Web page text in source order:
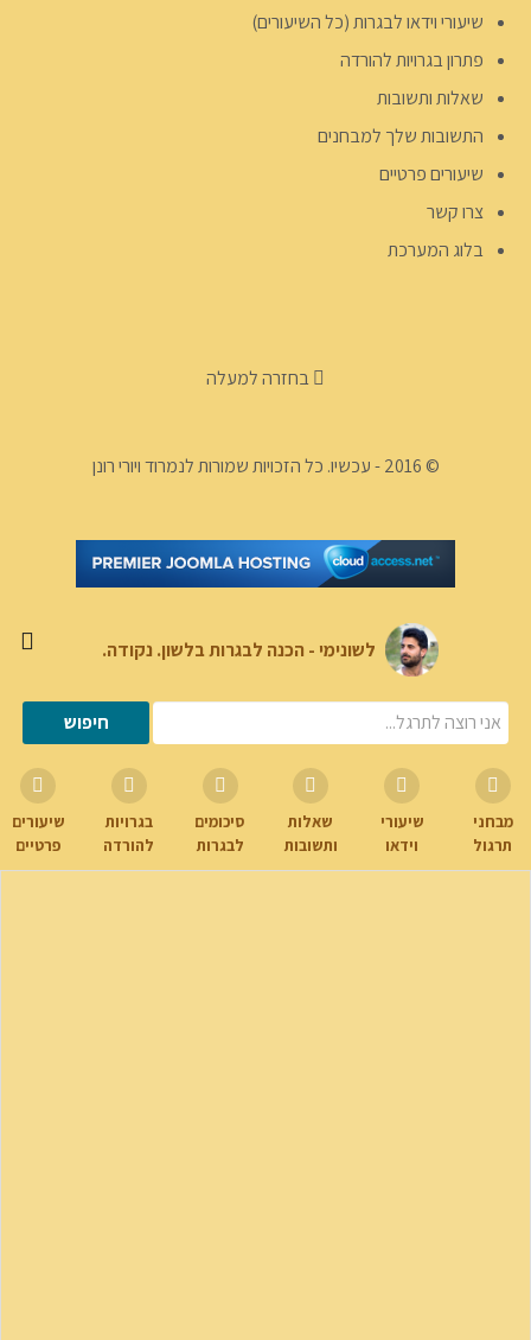
שיעורי וידאו לבגרות (כל השיעורים)
פתרון בגרויות להורדה
שאלות ותשובות
התשובות שלך למבחנים
שיעורים פרטיים
צרו קשר
בלוג המערכת
בחזרה למעלה
© 2016 - עכשיו. כל הזכויות שמורות לנמרוד ויורי רונן
לשונימי - הכנה לבגרות בלשון. נקודה.
מבחני
תרגול
שיעורי
וידאו
שאלות
ותשובות
סיכומים
לבגרות
בגרויות
להורדה
שיעורים
פרטיים